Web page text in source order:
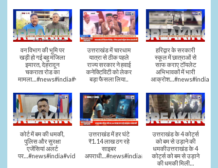
वन विभाग की भूमि पर
खड़ी हो गई बहु मंजिला
इमारत, देहरादून
चकराता रोड का
मामला...#news#india#video
उत्तराखंड में चारधाम
यात्रा से ठीक पहले
राज्य सरकार ने हवाई
कनेक्टिविटी को लेकर
बड़ा फैसला लिया..
हरिद्वार के सरकारी
स्कूल में छात्राओं से
साफ कराए टॉयलेट
अभिभावकों में भारी
आक्रोश...#news#india
कोर्ट में बम की धमकी,
पुलिस और सुरक्षा
एजेंसियां अलर्ट
पर...#news#india#video#viral
उत्तराखंड में हर घंटे
₹1.14 लाख ठग रहे
साइबर
अपराधी...#news#india#video#viral
उत्तराखंड के 4 कोर्ट्स
को बम से उड़ाने की
धमकीउत्तराखंड के 4
कोर्ट्स को बम से उड़ाने
की धमकी मिली...